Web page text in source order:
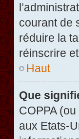
courant de
réduire la
réinscrire
Haut
Que
COPPA (ou
aux Etats-